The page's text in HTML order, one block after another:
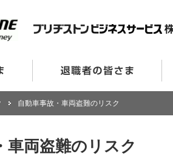
自動車事故・車両盗難のリスク
車両盗難のリスク